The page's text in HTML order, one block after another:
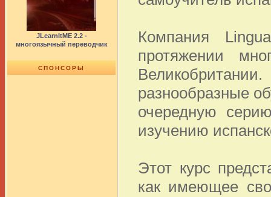
JLearnItME 2.2 -
многоязычный переводчик
СПОНСОРЫ
Компания
протяжении
разнообразные
очередную
изучению
Этот курс
как имеющее